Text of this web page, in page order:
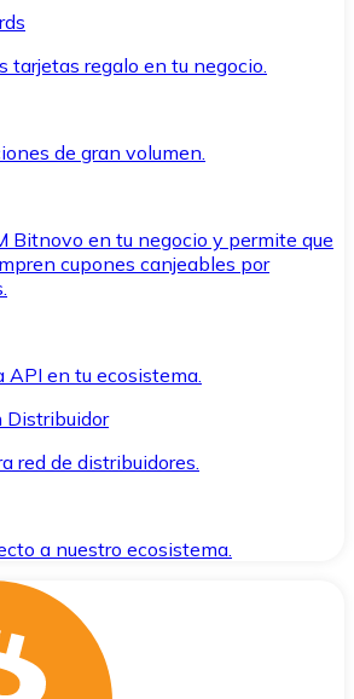
tarjetas regalo en tu negocio.
de gran volumen.
Bitnovo en tu negocio y permite que
cupones canjeables por
API en tu ecosistema.
Distribuidor
red de distribuidores.
a nuestro ecosistema.